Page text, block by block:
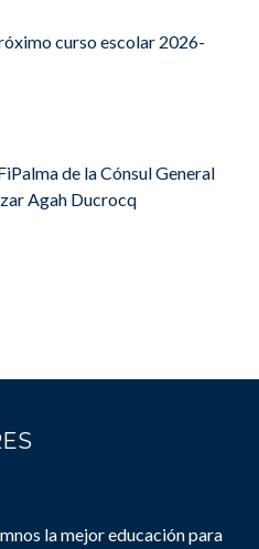
curso escolar 2026-
de la Cónsul General
Agah Ducrocq
la mejor educación para